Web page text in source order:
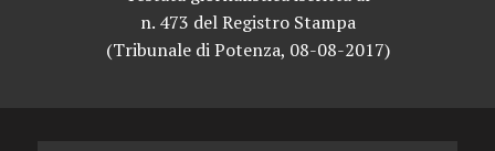
n. 473 del Registro Stampa
(Tribunale di Potenza, 08-08-2017)